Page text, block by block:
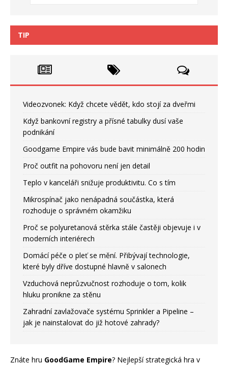
TIP
Videozvonek: Když chcete vědět, kdo stojí za dveřmi
Když bankovní registry a přísné tabulky dusí vaše
podnikání
Goodgame Empire vás bude bavit minimálně 200 hodin
Proč outfit na pohovoru není jen detail
Teplo v kanceláři snižuje produktivitu. Co s tím
Mikrospínač jako nenápadná součástka, která
rozhoduje o správném okamžiku
Proč se polyuretanová stěrka stále častěji objevuje i v
moderních interiérech
Domácí péče o pleť se mění. Přibývají technologie,
které byly dříve dostupné hlavně v salonech
Vzduchová neprůzvučnost rozhoduje o tom, kolik
hluku pronikne za stěnu
Zahradní zavlažovače systému Sprinkler a Pipeline –
jak je nainstalovat do již hotové zahrady?
Znáte hru GoodGame Empire? Nejlepší strategická hra v